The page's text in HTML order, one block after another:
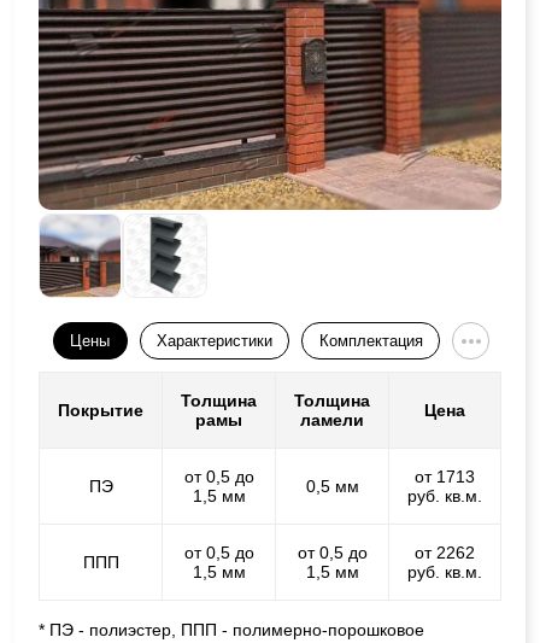
Цены Характеристики Комплектация
Покрытие
Толщина
рамы
Толщина
ламели
Цена
ПЭ
от 0,5 до
1,5 мм
0,5 мм
от 1713
руб. кв.м.
ППП
от 0,5 до
1,5 мм
от 0,5 до
1,5 мм
от 2262
руб. кв.м.
* ПЭ - полиэстер, ППП - полимерно-порошковое